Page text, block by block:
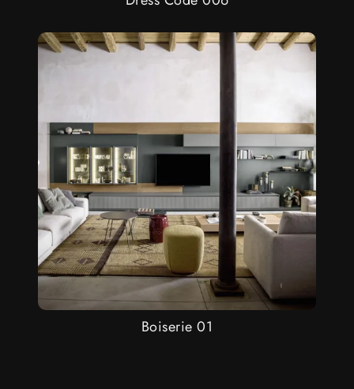
Boiserie 01